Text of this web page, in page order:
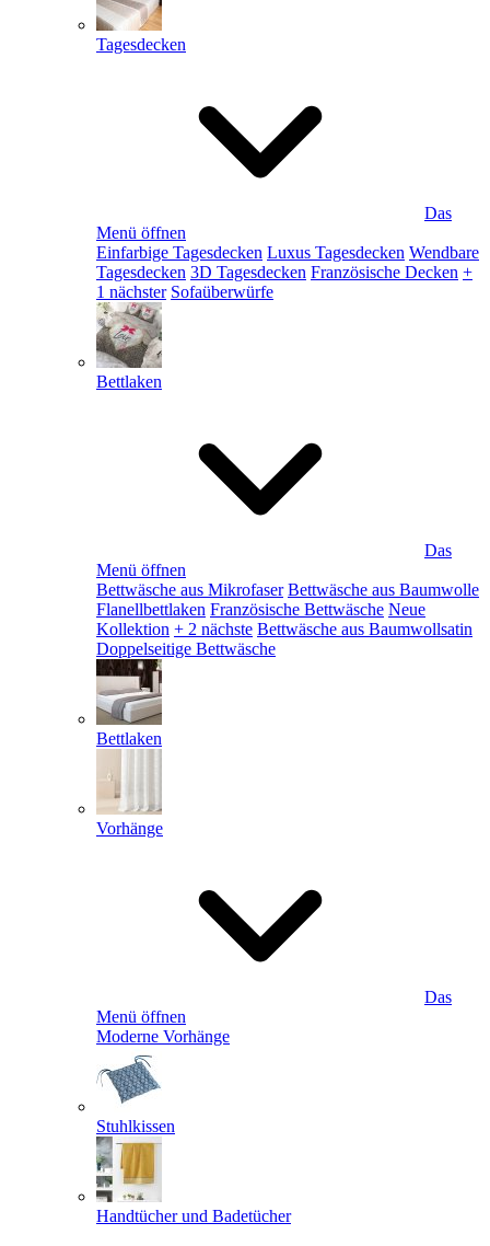
Tagesdecken
Das
Menü öffnen
Einfarbige Tagesdecken Luxus Tagesdecken Wendbare
Tagesdecken 3D Tagesdecken Französische Decken +
1 nächster Sofaüberwürfe
Bettlaken
Das
Menü öffnen
Bettwäsche aus Mikrofaser Bettwäsche aus Baumwolle
Flanellbettlaken Französische Bettwäsche Neue
Kollektion + 2 nächste Bettwäsche aus Baumwollsatin
Doppelseitige Bettwäsche
Bettlaken
Vorhänge
Das
Menü öffnen
Moderne Vorhänge
Stuhlkissen
Handtücher und Badetücher